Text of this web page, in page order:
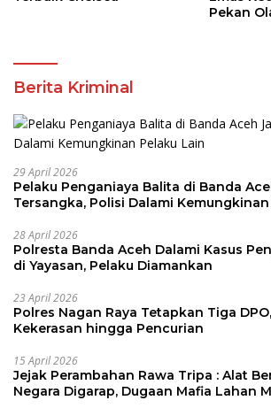
Pekan
Berita Kriminal
29 April 2026
Pelaku Penganiaya Balita di Banda
Tersangka, Polisi Dalami
28 April 2026
Polresta Banda Aceh Dalami Kasus
di Yayasan, Pelaku Diamankan
23 April 2026
Polres Nagan Raya Tetapkan Tiga
Kekerasan hingga Pencurian
15 April 2026
Jejak Perambahan Rawa Tripa : Alat
Negara Digarap, Dugaan Mafia Lahan